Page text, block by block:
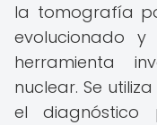
la tomografía
evolucionado
herramienta
nuclear. Se
el diagnóstico